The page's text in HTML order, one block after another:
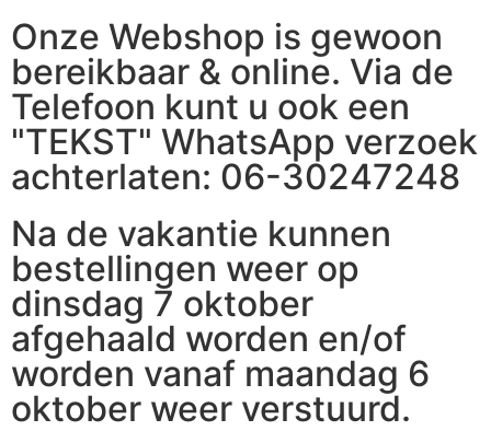
Onze Webshop is gewoon
bereikbaar & online. Via de
Telefoon kunt u ook een
"TEKST" WhatsApp verzoek
achterlaten: 06-30247248
Na de vakantie kunnen
bestellingen weer op
dinsdag 7 oktober
afgehaald worden en/of
worden vanaf maandag 6
oktober weer verstuurd.